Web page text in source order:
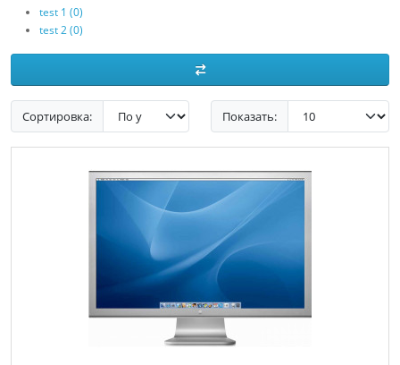
test 1 (0)
test 2 (0)
Сортировка: Показать: